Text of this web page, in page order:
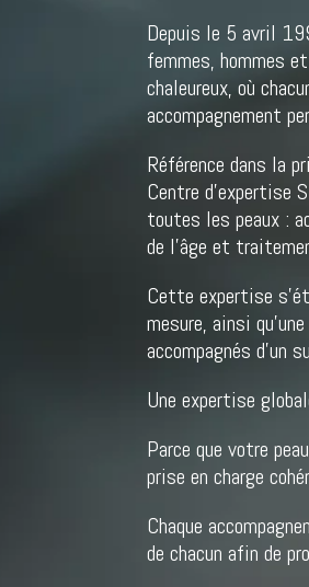
Depuis le 5 avril
femmes, hommes
chaleureux, où
accompagnement
Référence dans la
Centre d’expertise
toutes les peaux :
de l’âge et
Cette expertise
mesure, ainsi
accompagnés d’un
Une expertise
Parce que votre
prise en charge
Chaque
de chacun afin de